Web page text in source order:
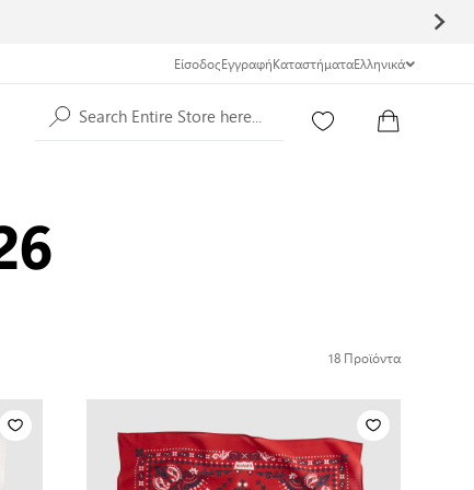
ΕίσοδοςΕγγραφήΚαταστήματαΕλληνικά
Search Entire Store here...
18Προϊόντα